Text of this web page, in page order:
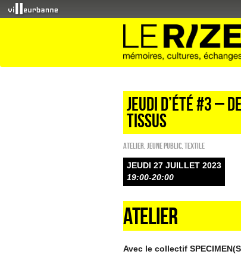
jeudi d’été #3 – DE
TISSUS
Atelier Jeune public Textile
JEUDI 27 JUILLET 2023
19:00-20:00
ATELIER
Avec le collectif